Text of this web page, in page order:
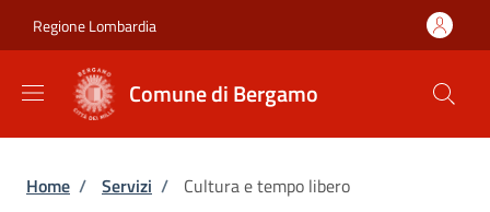
Regione Lombardia
Comune di Bergamo
Briciole di pane
Home / Servizi / Cultura e tempo libero